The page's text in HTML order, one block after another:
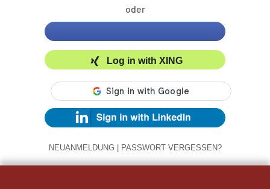
oder
Log in with XING
NEUANMELDUNG | PASSWORT VERGESSEN?